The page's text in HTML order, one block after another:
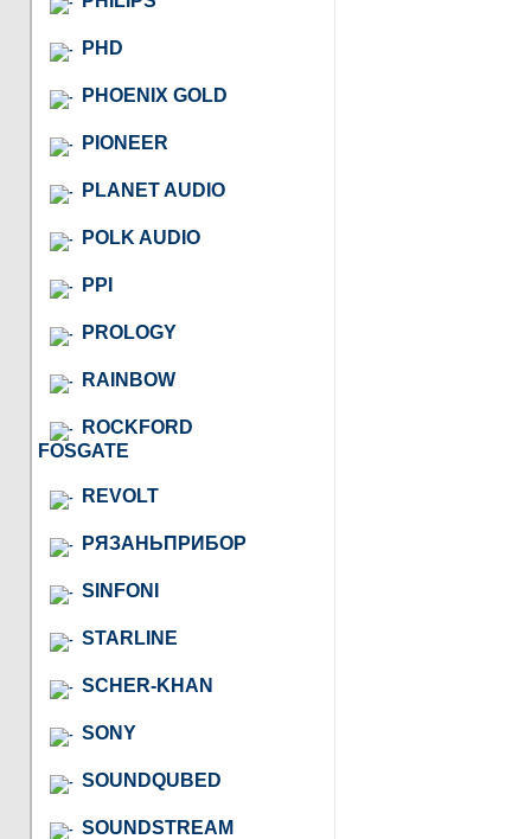
PHD
PHOENIX GOLD
PIONEER
PLANET AUDIO
POLK AUDIO
PPI
PROLOGY
RAINBOW
ROCKFORD
FOSGATE
REVOLT
РЯЗАНЬПРИБОР
SINFONI
STARLINE
SCHER-KHAN
SONY
SOUNDQUBED
SOUNDSTREAM